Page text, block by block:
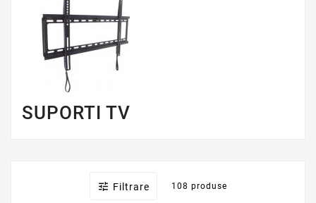
SUPORTI TV
 Filtrare 108 produse